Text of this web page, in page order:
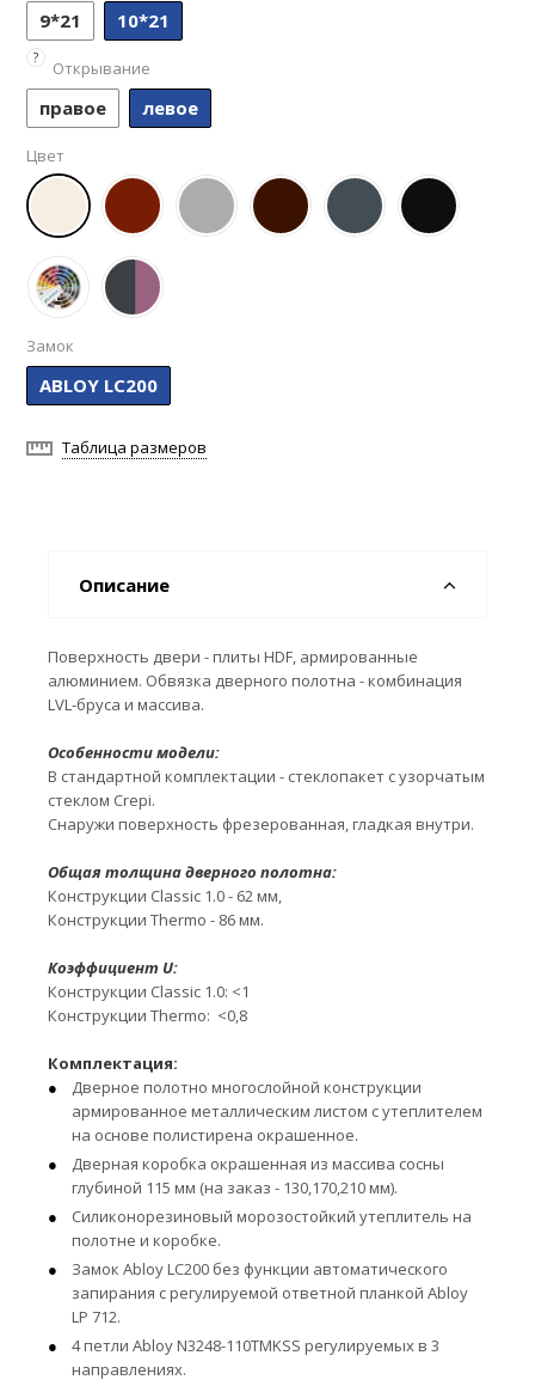
9*21 10*21
?
Открывание
правое левое
Цвет
Замок
ABLOY LC200
Таблица размеров
Описание
Поверхность двери - плиты HDF, армированные
алюминием. Обвязка дверного полотна - комбинация
LVL-бруса и массива.
Особенности модели:
В стандартной комплектации - стеклопакет с узорчатым
стеклом Crepi.
Снаружи поверхность фрезерованная, гладкая внутри.
Общая толщина дверного полотна:
Конструкции Classic 1.0 - 62 мм,
Конструкции Thermo - 86 мм.
Коэффициент U:
Конструкции Classic 1.0: <1
Конструкции Thermo: <0,8
Комплектация:
Дверное полотно многослойной конструкции
армированное металлическим листом с утеплителем
на основе полистирена окрашенное.
Дверная коробка окрашенная из массива сосны
глубиной 115 мм (на заказ - 130,170,210 мм).
Силиконорезиновый морозостойкий утеплитель на
полотне и коробке.
Замок Abloy LC200 без функции автоматического
запирания с регулируемой ответной планкой Abloy
LP 712.
4 петли Abloy N3248-110TMKSS регулируемых в 3
направлениях.